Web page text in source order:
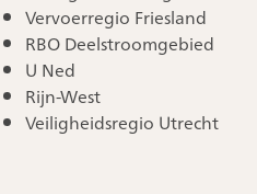
Vervoerregio Friesland
RBO Deelstroomgebied
U Ned
Rijn-West
Veiligheidsregio Utrecht